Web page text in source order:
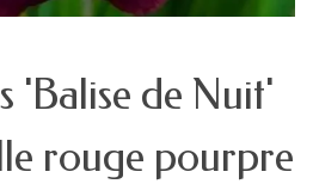
'Balise de Nuit'
rouge pourpre